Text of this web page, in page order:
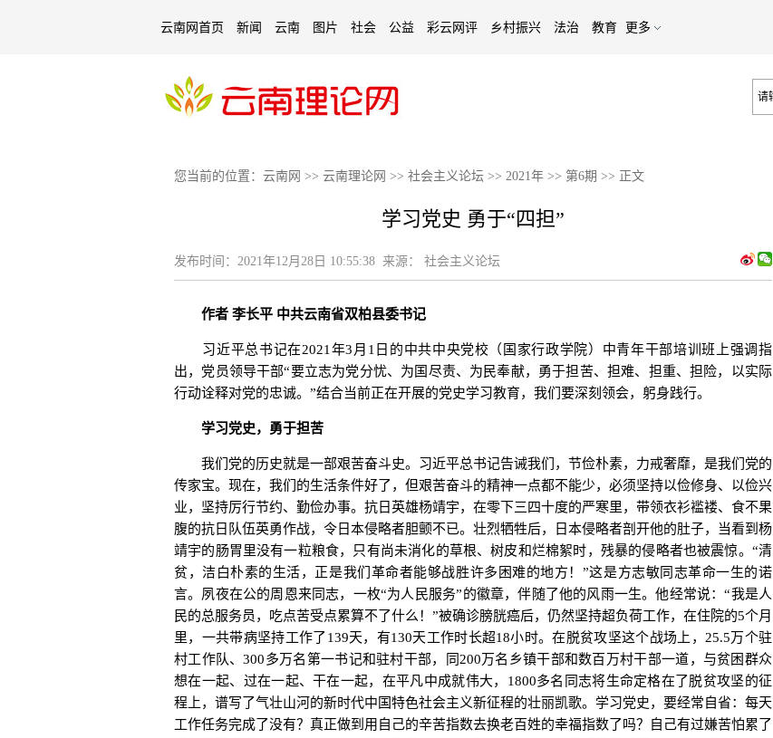
云南网首页 新闻 云南 图片 社会 公益 彩云网评 乡村振兴 法治 教育 更多
您当前的位置： 云南网 >> 云南理论网 >> 社会主义论坛 >> 2021年 >> 第6期 >> 正文
学习党史 勇于“四担”
发布时间： 2021年12月28日 10:55:38 来源： 社会主义论坛
作者 李长平 中共云南省双柏县委书记
习近平总书记在2021年3月1日的中共中央党校（国家行政学院）中青年干部培训班上强调指
出，党员领导干部“要立志为党分忧、为国尽责、为民奉献，勇于担苦、担难、担重、担险，以实际
行动诠释对党的忠诚。”结合当前正在开展的党史学习教育，我们要深刻领会，躬身践行。
学习党史，勇于担苦
我们党的历史就是一部艰苦奋斗史。习近平总书记告诫我们，节俭朴素，力戒奢靡，是我们党的
传家宝。现在，我们的生活条件好了，但艰苦奋斗的精神一点都不能少，必须坚持以俭修身、以俭兴
业，坚持厉行节约、勤俭办事。抗日英雄杨靖宇，在零下三四十度的严寒里，带领衣衫褴褛、食不果
腹的抗日队伍英勇作战，令日本侵略者胆颤不已。壮烈牺牲后，日本侵略者剖开他的肚子，当看到杨
靖宇的肠胃里没有一粒粮食，只有尚未消化的草根、树皮和烂棉絮时，残暴的侵略者也被震惊。“清
贫，洁白朴素的生活，正是我们革命者能够战胜许多困难的地方！”这是方志敏同志革命一生的诺
言。夙夜在公的周恩来同志，一枚“为人民服务”的徽章，伴随了他的风雨一生。他经常说：“我是人
民的总服务员，吃点苦受点累算不了什么！”被确诊膀胱癌后，仍然坚持超负荷工作，在住院的5个月
里，一共带病坚持工作了139天，有130天工作时长超18小时。在脱贫攻坚这个战场上，25.5万个驻
村工作队、300多万名第一书记和驻村干部，同200万名乡镇干部和数百万村干部一道，与贫困群众
想在一起、过在一起、干在一起，在平凡中成就伟大，1800多名同志将生命定格在了脱贫攻坚的征
程上，谱写了气壮山河的新时代中国特色社会主义新征程的壮丽凯歌。学习党史，要经常自省：每天
工作任务完成了没有？真正做到用自己的辛苦指数去换老百姓的幸福指数了吗？自己有过嫌苦怕累了